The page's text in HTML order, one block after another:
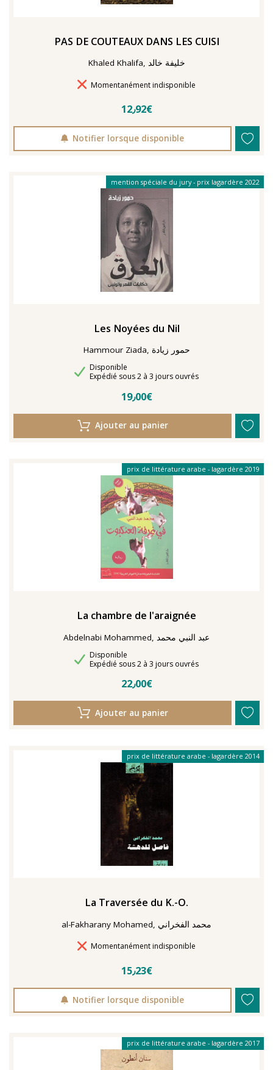
PAS DE COUTEAUX DANS LES CUISI
Khaled Khalifa, خليفة خالد
Délais de livraison
Momentanément indisponible
12٫92€
Notifier lorsque disponible
Les Noyées du Nil
mention spéciale du jury - prix lagardère 2022
Hammour Ziada, حمور زيادة
Disponibilité
Disponible
Délais de livraison
Expédié sous 2 à 3 jours ouvrés
19٫00€
Ajouter au panier
La chambre de l'araignée
liste courte booker 2017
prix de littérature arabe - lagardère 2019
Abdelnabi Mohammed, عبد النبي محمد
Disponibilité
Disponible
Délais de livraison
Expédié sous 2 à 3 jours ouvrés
22٫00€
Ajouter au panier
La Traversée du K.-O.
prix de littérature arabe - lagardère 2014
al-Fakharany Mohamed, محمد الفخراني
Délais de livraison
Momentanément indisponible
15٫23€
Notifier lorsque disponible
prix de littérature arabe - lagardère 2017